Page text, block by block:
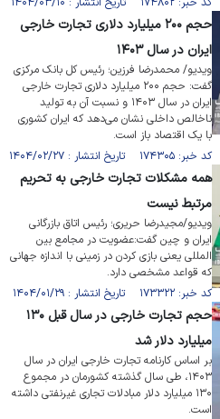
حجم ۲۰۰ میلیارد دلاری تجارت خارجی
ایران در سال ۱۴۰۳
ویدیو/ محمدرضا فرزین؛ رئیس کل بانک مرکزی
گفت: حجم ۲۰۰ میلیارد دلاری تجارت خارجی
ایران در سال ۱۴۰۳ و نسبت آن به تولید
ناخالص داخلی نشان می‌دهد که ایران کشوری
با یک اقتصاد باز است.
کد خبر: ۱۷۴۳۰۵ تاریخ انتشار : ۱۴۰۴/۰۲/۲۷
همه مشکلات تجارت خارجی به تحریم
مرتبط نیست
ویدیو/مجیدرضا حریری؛ رئیس اتاق بازرگانی
ایران و چین گفت:عضویت در مجامع بین
المللی یعنی بازی کردن در زمینی با اندازه جهانی
که قواعد مشخصی دارد.
کد خبر: ۱۷۳۳۲۲ تاریخ انتشار : ۱۴۰۴/۰۱/۲۹
حجم تجارت خارجی در سال قبل ۱۳۰
میلیارد دلار شد
بر اساس کارنامه تجارت خارجی ایران در سال
۱۴۰۳، طی سال گذشته کشورمان در مجموع
۱۳۰ میلیارد دلار مبادلات تجاری غیرنفتی داشته
است.